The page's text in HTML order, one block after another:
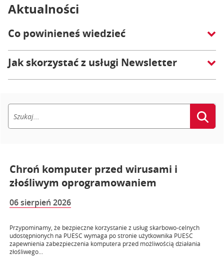
Aktualności
Co powinieneś wiedzieć
Jak skorzystać z usługi Newsletter
Chroń komputer przed wirusami i
złośliwym oprogramowaniem
06 sierpień 2026
Przypominamy, że bezpieczne korzystanie z usług skarbowo-celnych
udostępnionych na PUESC wymaga po stronie użytkownika PUESC
zapewnienia zabezpieczenia komputera przed możliwością działania
złośliwego...